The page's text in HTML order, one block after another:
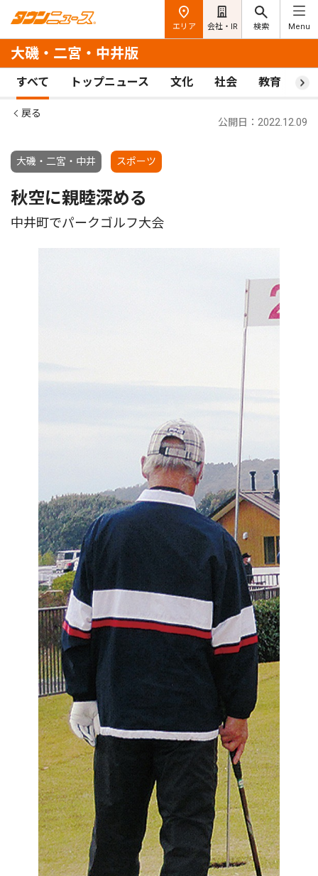
エリア 会社・IR 検索 Menu
大磯・二宮・中井版
すべて トップニュース 文化 社会 教育 ス
戻る
大磯・二宮・中井 スポーツ
公開日：2022.12.09
秋空に親睦深める
中井町でパークゴルフ大会